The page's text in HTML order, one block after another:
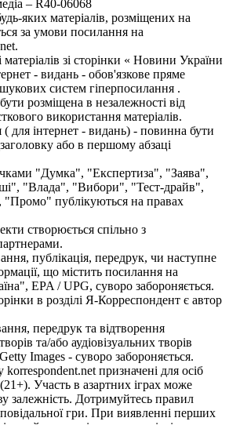
– R40-06068
яких матеріалів, розміщених на
за умови посилання на
зі сторінки « Новини України
- видань - обов'язкове пряме
систем гіперпосилання .
розміщена в незалежності від
використання матеріалів.
( для інтернет - видань) - повинна бути
або в першому абзаці
"Думка", "Експертиза", "Заява",
"Влада", "Вибори", "Тест-драйв",
публікуються на правах
створюється спільно з
публікація, передрук, чи наступне
що містить посилання на
EPA / UPG, суворо забороняється.
в розділі Я-Корреспондент є автор
передрук та відтворення
та/або аудіовізуальних творів
Images - суворо забороняється.
korrespondent.net призначені для осіб
Участь в азартних іграх може
залежність. Дотримуйтесь правил
гри. При виявленні перших